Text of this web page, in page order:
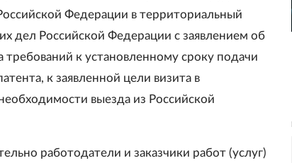
Федерации в территориальный
дел Российской Федерации с заявлением об
к установленному сроку подачи
к заявленной цели визита в
выезда из Российской
работодатели и заказчики работ (услуг)